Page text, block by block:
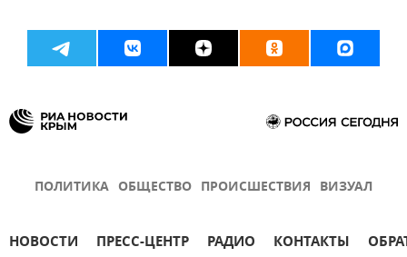
ПОЛИТИКА ОБЩЕСТВО ПРОИСШЕСТВИЯ ВИЗУАЛ
НОВОСТИ ПРЕСС-ЦЕНТР РАДИО КОНТАКТЫ